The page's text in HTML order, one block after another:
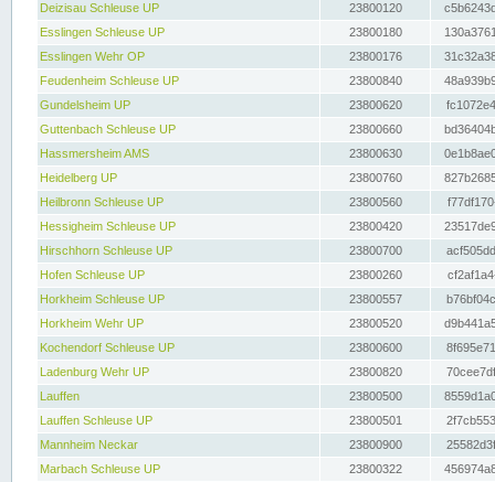
Deizisau Schleuse UP
23800120
Esslingen Schleuse UP
23800180
Esslingen Wehr OP
23800176
Feudenheim Schleuse UP
23800840
Gundelsheim UP
23800620
Guttenbach Schleuse UP
23800660
Hassmersheim AMS
23800630
Heidelberg UP
23800760
Heilbronn Schleuse UP
23800560
Hessigheim Schleuse UP
23800420
Hirschhorn Schleuse UP
23800700
Hofen Schleuse UP
23800260
Horkheim Schleuse UP
23800557
Horkheim Wehr UP
23800520
Kochendorf Schleuse UP
23800600
Ladenburg Wehr UP
23800820
Lauffen
23800500
Lauffen Schleuse UP
23800501
Mannheim Neckar
23800900
Marbach Schleuse UP
23800322